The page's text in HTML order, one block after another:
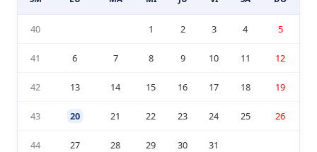
40 1 2 3 4 5
41 6 7 8 9 10 11 12
42 13 14 15 16 17 18 19
43 20 21 22 23 24 25 26
44 27 28 29 30 31